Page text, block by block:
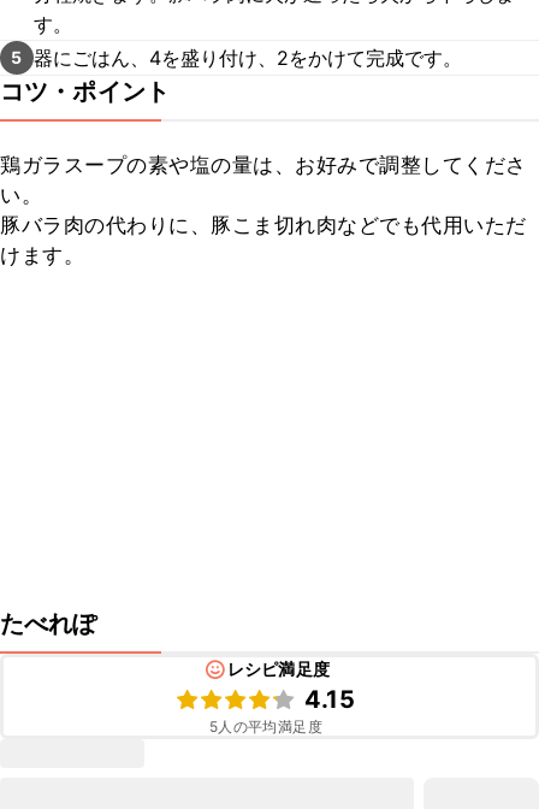
す。
5 器にごはん、4を盛り付け、2をかけて完成です。
コツ・ポイント
鶏ガラスープの素や塩の量は、お好みで調整してくださ
い。
豚バラ肉の代わりに、豚こま切れ肉などでも代用いただ
けます。
たべれぽ
レシピ満足度
4.15
5人の平均満足度